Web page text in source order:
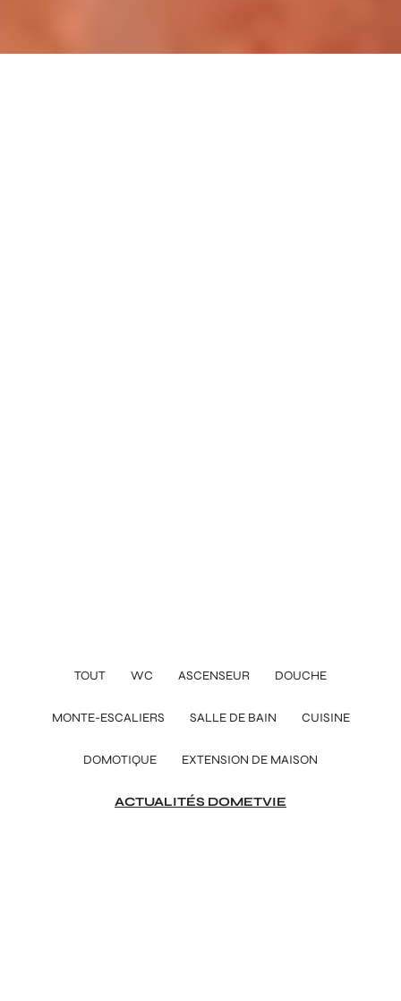
TOUT WC ASCENSEUR DOUCHE
MONTE-ESCALIERS SALLE DE BAIN CUISINE
DOMOTIQUE EXTENSION DE MAISON
ACTUALITÉS DOMETVIE